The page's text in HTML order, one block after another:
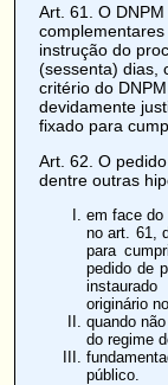
Art. 61
. O
instrução do
(sessenta) dias,
critério do
devidamente
fixado para
Art. 62 . O
dentre outras
em face do
no art. 61,
para
pedido de
originário
quando
do regime
público.